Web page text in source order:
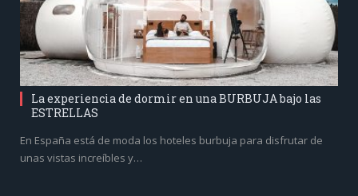
La experiencia de dormir en una BURBUJA bajo las
ESTRELLAS
En España está de moda los hoteles burbuja para disfrutar de
unas vistas increíbles y…